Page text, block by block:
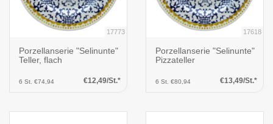
17773
Porzellanserie "Selinunte"
Teller, flach
6 St. €74,94 €12,49/St.*
17618
Porzellanserie "Selinunte"
Pizzateller
6 St. €80,94 €13,49/St.*